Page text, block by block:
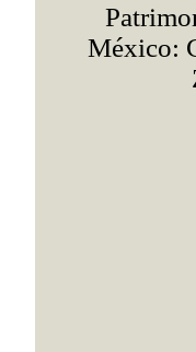
México: